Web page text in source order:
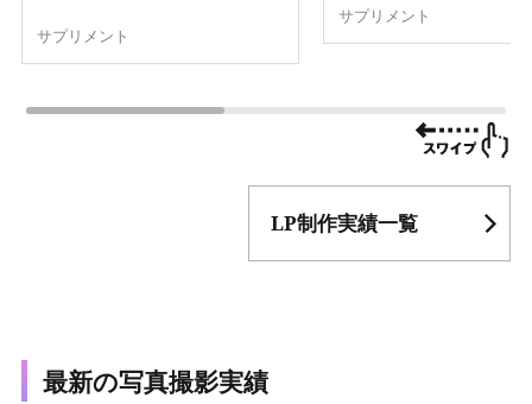
サプリメント
サプリメント
LP制作実績一覧
最新の写真撮影実績